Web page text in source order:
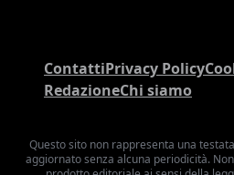
ContattiPrivacy Policy
RedazioneChi siamo
Questo sito non rappresenta una
aggiornato senza alcuna periodicità.